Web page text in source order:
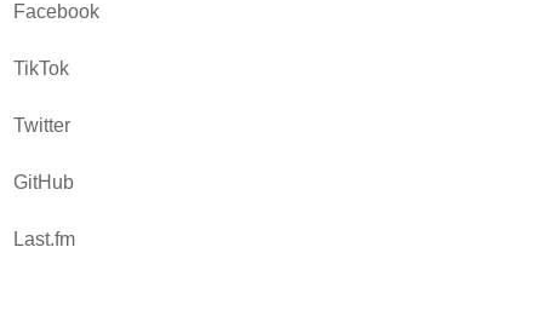
Facebook
TikTok
Twitter
GitHub
Last.fm